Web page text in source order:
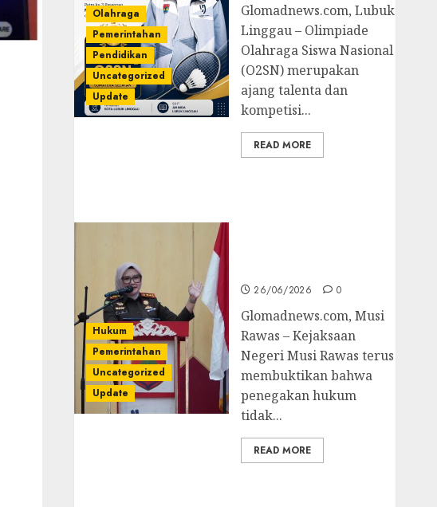
Olahraga
Pemerintahan
Pendidikan
Uncategorized
Update
Glomadnews.com, Lubuk
Linggau – Olimpiade
Olahraga Siswa Nasional
(O2SN) merupakan
ajang talenta dan
kompetisi...
READ MORE
Hukum
Pemerintahan
Uncategorized
Update
26/06/2026 0
Glomadnews.com, Musi
Rawas – Kejaksaan
Negeri Musi Rawas terus
membuktikan bahwa
penegakan hukum
tidak...
READ MORE